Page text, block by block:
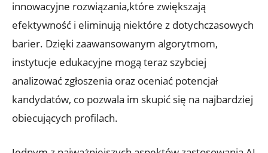
innowacyjne rozwiązania,które zwiększają
efektywność i eliminują niektóre z dotychczasowych
barier. Dzięki zaawansowanym algorytmom,
instytucje edukacyjne mogą teraz szybciej
analizować zgłoszenia oraz oceniać potencjał
kandydatów, co pozwala im skupić się na najbardziej
obiecujących profilach.